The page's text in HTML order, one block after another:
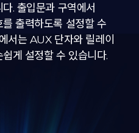
. 출입문과 구역에서
출력하도록 설정할 수
서는 AUX 단자와 릴레이
게 설정할 수 있습니다.